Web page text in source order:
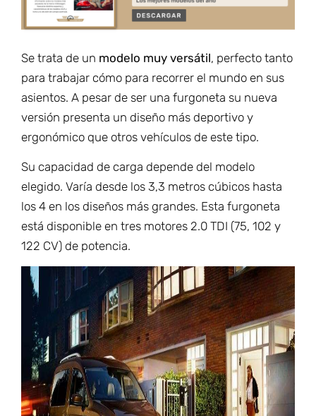
Se trata de un modelo muy versátil, perfecto tanto
para trabajar cómo para recorrer el mundo en sus
asientos. A pesar de ser una furgoneta su nueva
versión presenta un diseño más deportivo y
ergonómico que otros vehículos de este tipo.
Su capacidad de carga depende del modelo
elegido. Varía desde los 3,3 metros cúbicos hasta
los 4 en los diseños más grandes. Esta furgoneta
está disponible en tres motores 2.0 TDI (75, 102 y
122 CV) de potencia.